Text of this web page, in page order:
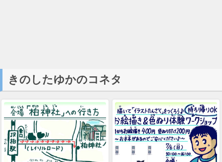
きのしたゆかのコネタ